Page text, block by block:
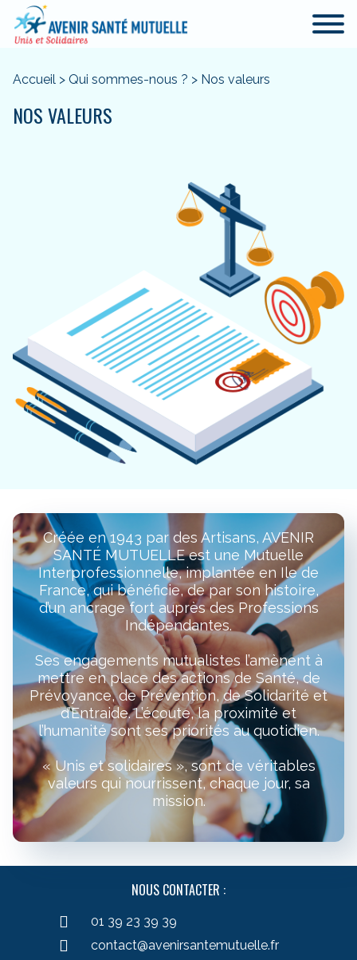
Accueil > Qui sommes-nous ? > Nos valeurs
NOS VALEURS
Créée en 1943 par des Artisans, AVENIR
SANTÉ MUTUELLE est une Mutuelle
Interprofessionnelle, implantée en Ile de
France, qui bénéficie, de par son histoire,
d’un ancrage fort auprès des Professions
Indépendantes.
Ses engagements mutualistes l’amènent à
mettre en place des actions de Santé, de
Prévoyance, de Prévention, de Solidarité et
d’Entraide. L’écoute, la proximité et
l’humanité sont ses priorités au quotidien.
« Unis et solidaires », sont de véritables
valeurs qui nourrissent, chaque jour, sa
mission.
NOUS CONTACTER :
01 39 23 39 39
contact@avenirsantemutuelle.fr